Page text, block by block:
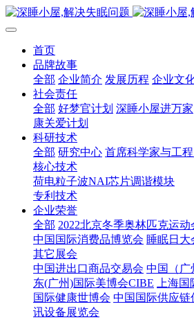
首页
品牌故事
全部 企业简介 发展历程 企业文
社会责任
全部 好梦官计划 深睡小屋进万家
康关爱计划
科研技术
全部 研究中心 首席科学家与工
核心技术
荷电粒子波NAI芯片调谐模块
专利技术
企业荣誉
全部 2022北京冬季奥林匹克运动
中国国际消费品博览会 睡眠日大
其它展会
中国进出口商品交易会 中国（广
东(广州)国际美博会CIBE
上海
国际健康世博会 中国国际供应链
讯设备展览会